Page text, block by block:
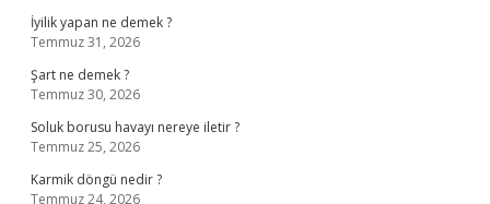
İyilik yapan ne demek ?
Temmuz 31, 2026
Şart ne demek ?
Temmuz 30, 2026
Soluk borusu havayı nereye iletir ?
Temmuz 25, 2026
Karmik döngü nedir ?
Temmuz 24, 2026